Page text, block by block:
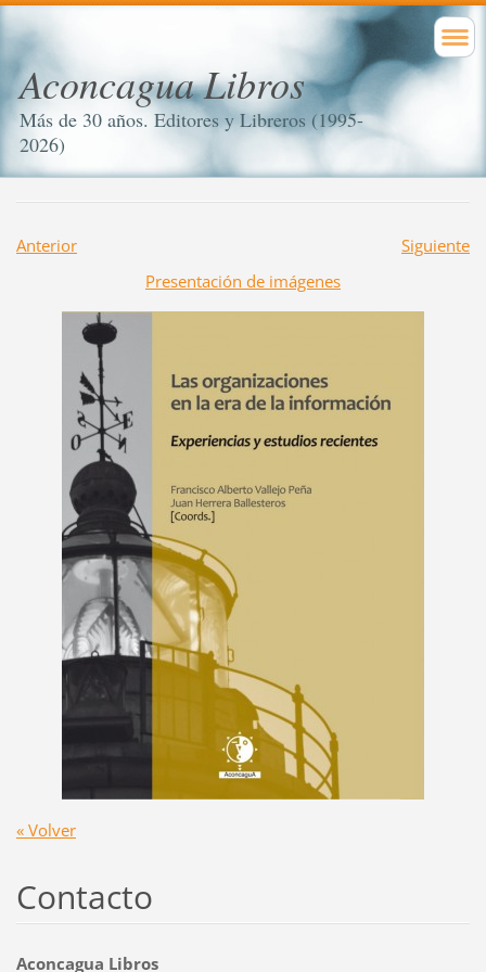
Aconcagua Libros
Más de 30 años. Editores y Libreros (1995-
2026)
Anterior
Siguiente
Presentación de imágenes
« Volver
Contacto
Aconcagua Libros